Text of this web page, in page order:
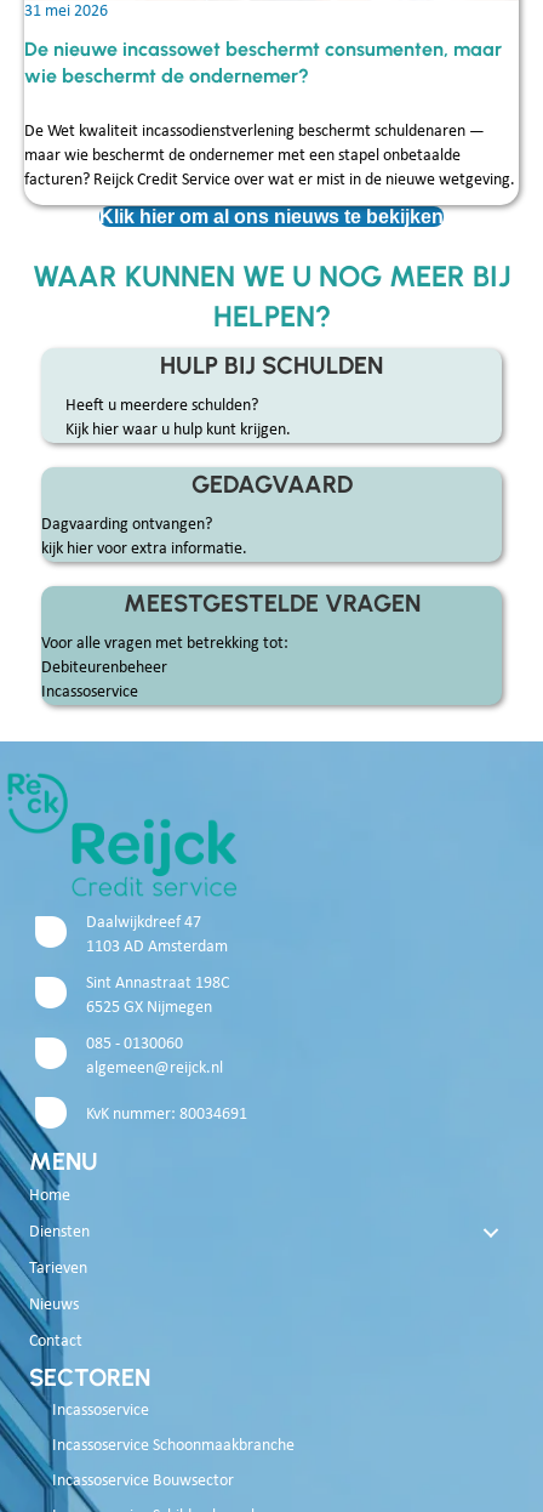
31 mei 2026
De nieuwe incassowet beschermt consumenten, maar
wie beschermt de ondernemer?
De Wet kwaliteit incassodienstverlening beschermt schuldenaren —
maar wie beschermt de ondernemer met een stapel onbetaalde
facturen? Reijck Credit Service over wat er mist in de nieuwe wetgeving.
Klik hier om al ons nieuws te bekijken
WAAR KUNNEN WE U NOG MEER BIJ
HELPEN?
HULP BIJ SCHULDEN
Heeft u meerdere schulden?
Kijk hier waar u hulp kunt krijgen.
GEDAGVAARD
Dagvaarding ontvangen?
kijk hier voor extra informatie.
MEESTGESTELDE VRAGEN
Voor alle vragen met betrekking tot:
Debiteurenbeheer
Incassoservice
Daalwijkdreef 47
1103 AD Amsterdam
Sint Annastraat 198C
6525 GX Nijmegen
085 - 0130060
algemeen@reijck.nl
KvK nummer: 80034691
MENU
Home
Diensten
Tarieven
Nieuws
Contact
SECTOREN
Incassoservice
Incassoservice Schoonmaakbranche
Incassoservice Bouwsector